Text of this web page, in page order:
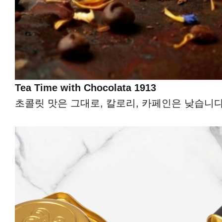
Tea Time with Chocolata 1913
초콜릿 맛은 그대로, 칼로리, 카페인은 낮습니